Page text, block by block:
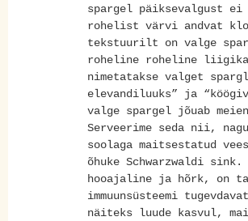
spargel päiksevalgust
rohelist värvi andvat
tekstuurilt on valge
roheline roheline
nimetatakse valget
elevandiluuks” ja
valge spargel jõuab
Serveerime seda nii,
soolaga maitsestatud
õhuke Schwarzwaldi
hooajaline ja hõrk, on
immuunsüsteemi
näiteks luude kasvul,